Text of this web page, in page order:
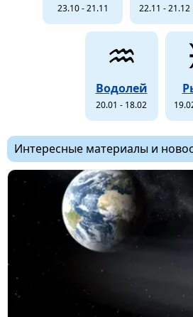
23.10 - 21.11 22.11 - 21.12
♒
Водолей
20.01 - 18.02
Интересные материалы и